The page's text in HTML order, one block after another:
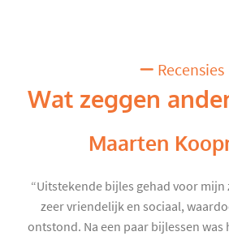
Recensies
Wat zeggen
Maarten
“Uitstekende bijles gehad voor mijn
zeer vriendelijk en sociaal,
ontstond. Na een paar bijlessen